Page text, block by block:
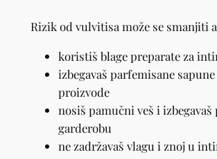
Rizik od vulvitisa može se smanjiti
koristiš blage preparate za
izbegavaš parfemisane
proizvode
nosiš pamučni veš i izbegavaš
garderobu
ne zadržavaš vlagu i znoj u